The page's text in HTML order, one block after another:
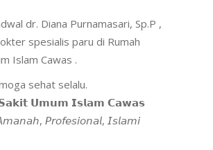
dr. Diana Purnamasari, Sp.P ,
spesialis paru di Rumah
Islam Cawas .
sehat selalu.
𝗨𝗺𝘂𝗺 𝗜𝘀𝗹𝗮𝗺 𝗖𝗮𝘄𝗮𝘀
𝘗𝘳𝘰𝘧𝘦𝘴𝘪𝘰𝘯𝘢𝘭, 𝘐𝘴𝘭𝘢𝘮𝘪